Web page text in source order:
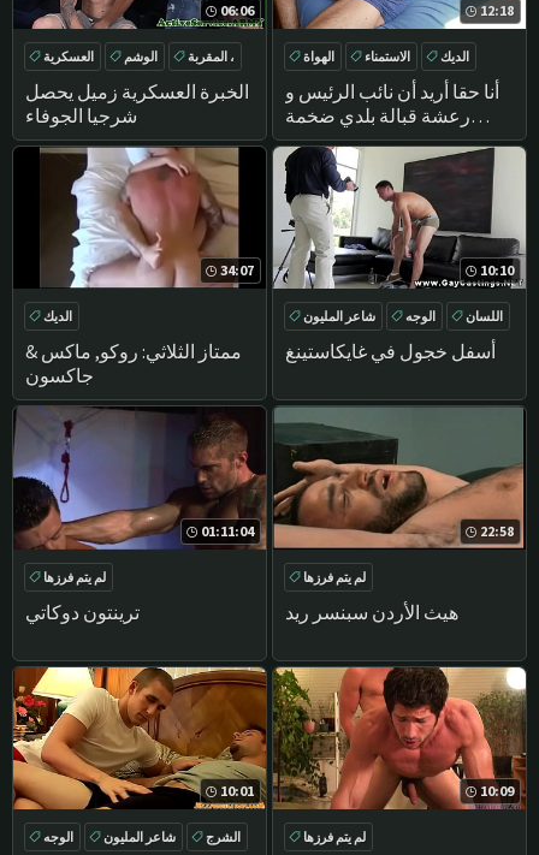
06:06
الخبرة العسكرية زميل يحصل
شرجيا الجوفاء
العسكرية الوشم المقربة ،
12:18
أنا حقا أريد أن نائب الرئيس و
رعشة قبالة بلدي ضخمة
الخشب و عرض لك جسدي
المثالي ، كنت الخيال من لي و
تريد أن تمتص بلدي المني-
بندقية أنت170
الهواة الاستمناء
الديك
الروسية
34:07
ممتاز الثلاثي: روكو, ماكس &
جاكسون
الديك
10:10
أسفل خجول في غايكاستينغ
شاعر المليون الوجه
اللسان
الهواة
01:11:04
ترينتون دوكاتي
لم يتم فرزها
22:58
هيث الأردن سبنسر ريد
لم يتم فرزها
10:01
الوجه شاعر المليون
الشرج
10:09
لم يتم فرزها